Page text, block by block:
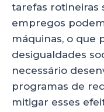
tarefas rotineiras
empregos
máquinas, o que
desigualdades
necessário
programas de
mitigar esses